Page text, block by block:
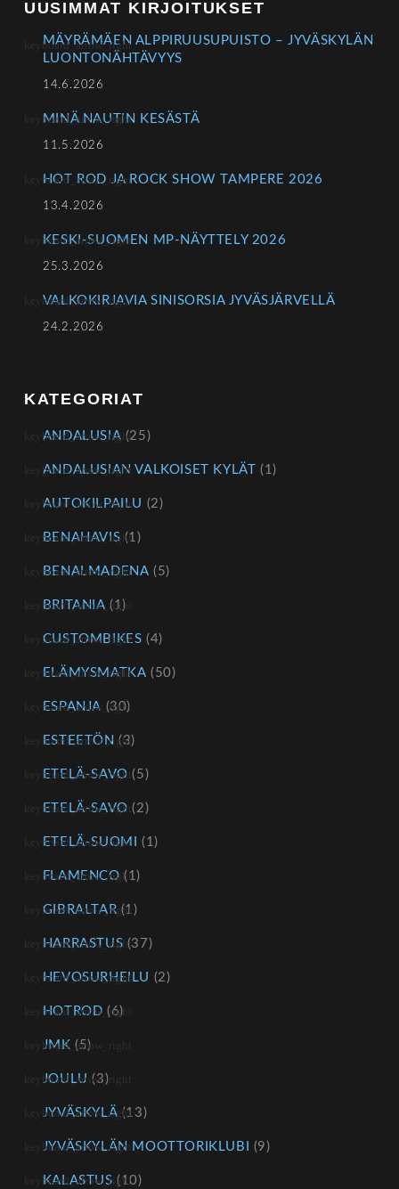
UUSIMMAT KIRJOITUKSET
MÄYRÄMÄEN ALPPIRUUSUPUISTO – JYVÄSKYLÄN
LUONTONÄHTÄVYYS
14.6.2026
MINÄ NAUTIN KESÄSTÄ
11.5.2026
HOT ROD JA ROCK SHOW TAMPERE 2026
13.4.2026
KESKI-SUOMEN MP-NÄYTTELY 2026
25.3.2026
VALKOKIRJAVIA SINISORSIA JYVÄSJÄRVELLÄ
24.2.2026
KATEGORIAT
ANDALUSIA (25)
ANDALUSIAN VALKOISET KYLÄT (1)
AUTOKILPAILU (2)
BENAHAVIS (1)
BENALMADENA (5)
BRITANIA (1)
CUSTOMBIKES (4)
ELÄMYSMATKA (50)
ESPANJA (30)
ESTEETÖN (3)
ETELÄ-SAVO (5)
ETELÄ-SAVO (2)
ETELÄ-SUOMI (1)
FLAMENCO (1)
GIBRALTAR(1)
HARRASTUS (37)
HEVOSURHEILU (2)
HOTROD (6)
JMK (5)
JOULU (3)
JYVÄSKYLÄ(13)
JYVÄSKYLÄN MOOTTORIKLUBI (9)
KALASTUS (10)